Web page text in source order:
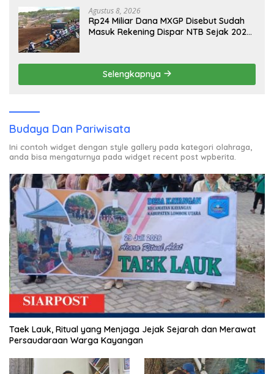
Agustus 8, 2026
Rp24 Miliar Dana MXGP Disebut Sudah
Masuk Rekening Dispar NTB Sejak 2024,
Selengkapnya
Budaya Dan Pariwisata
Ini contoh widget dengan style gallery pada kategori olahraga,
anda bisa mengaturnya pada widget recent post wpberita.
Taek Lauk, Ritual yang Menjaga Jejak Sejarah dan Merawat
Persaudaraan Warga Kayangan